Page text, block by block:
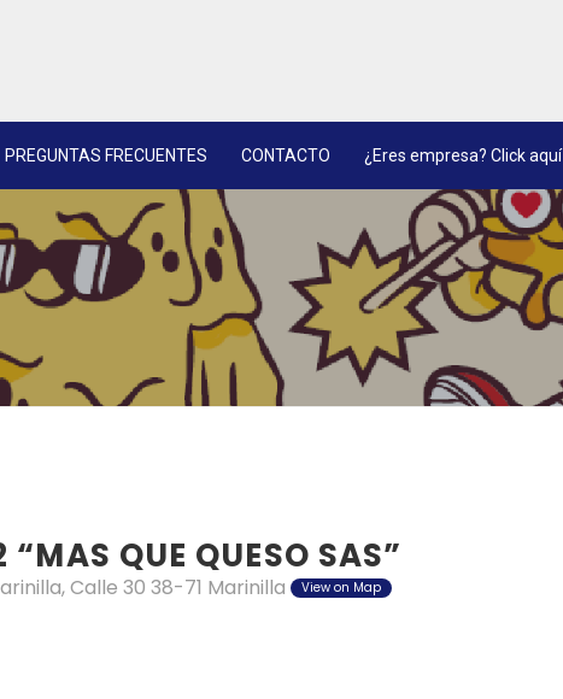
PREGUNTAS FRECUENTES CONTACTO ¿Eres empresa? Click aquí
“MAS QUE QUESO SAS”
Calle 30 38-71 Marinilla View on Map